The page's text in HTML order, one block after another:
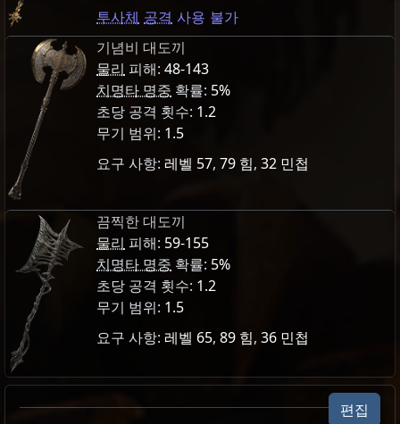
투사체 공격 사용 불가
기념비 대도끼
물리 피해: 48-143
치명타 명중 확률: 5%
초당 공격 횟수: 1.2
무기 범위: 1.5
요구 사항: 레벨 57, 79 힘, 32 민첩
끔찍한 대도끼
물리 피해: 59-155
치명타 명중 확률: 5%
초당 공격 횟수: 1.2
무기 범위: 1.5
요구 사항: 레벨 65, 89 힘, 36 민첩
Modifier weight
바알 오브 타락 인챈트 /13
편집